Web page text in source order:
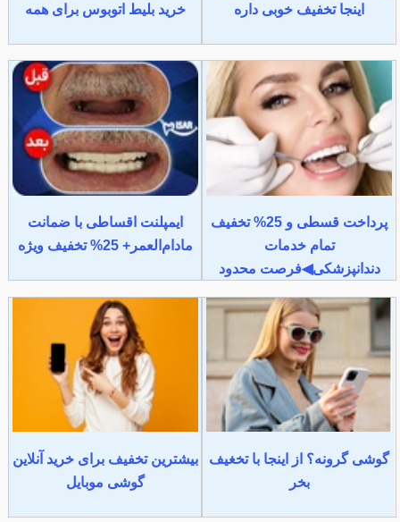
اینجا تخفیف خوبی داره
خرید بلیط اتوبوس برای همه
پرداخت قسطی و 25% تخفیف
تمام خدمات
دندانپزشکی◀فرصت محدود
ایمپلنت اقساطی با ضمانت
مادام‌العمر+ 25% تخفیف ویژه
گوشی گرونه؟ از اینجا با تخغیف
بخر
بیشترین تخفیف برای خرید آنلاین
گوشی موبایل